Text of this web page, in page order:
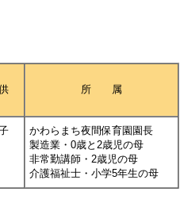
所 属
かわらまち夜間保育園園長
製造業・0歳と2歳児の母
非常勤講師・2歳児の母
介護福祉士・小学5年生の母